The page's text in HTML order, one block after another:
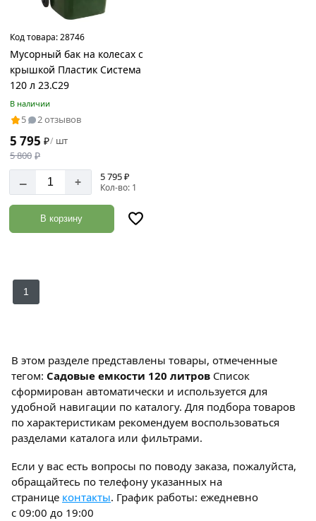
Код товара:28746
Мусорный бак на колесах с
крышкой Пластик Система
120 л 23.C29
В наличии
5 2 отзывов
5 795 ₽/ шт
5 800 ₽
– + 5 795 ₽
Кол-во: 1
В корзину
1
В этом разделе представлены товары, отмеченные
тегом: Садовые емкости 120 литров Список
сформирован автоматически и используется для
удобной навигации по каталогу. Для подбора товаров
по характеристикам рекомендуем воспользоваться
разделами каталога или фильтрами.
Если у вас есть вопросы по поводу заказа, пожалуйста,
обращайтесь по телефону указанных на
странице контакты. График работы: ежедневно
с 09:00 до 19:00